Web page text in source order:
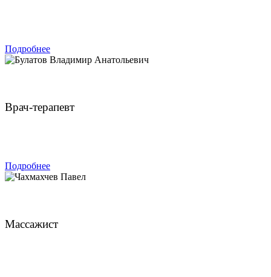
Подробнее
Врач-терапевт
Подробнее
Массажист